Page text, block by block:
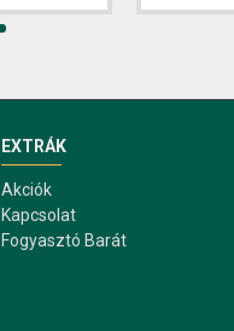
EXTRÁK
Akciók
Kapcsolat
Fogyasztó Barát